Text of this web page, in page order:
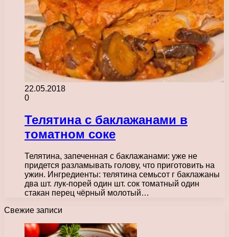
22.05.2018
0
Телятина с баклажанами в
томатном соке
Телятина, запеченная с баклажанами: уже не
придется разламывать голову, что приготовить на
ужин. Ингредиенты: телятина семьсот г баклажаны
два шт. лук-порей один шт. сок томатный один
стакан перец чёрный молотый…
Свежие записи